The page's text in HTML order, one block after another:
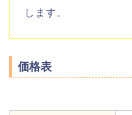
します。
価格表